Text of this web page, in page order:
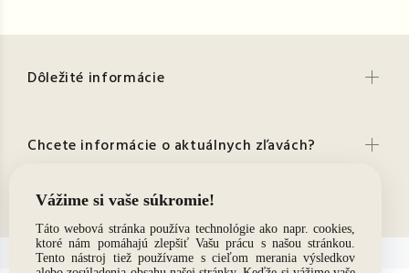
Dôležité informácie
Chcete informácie o aktuálnych zľavách?
Kontakt